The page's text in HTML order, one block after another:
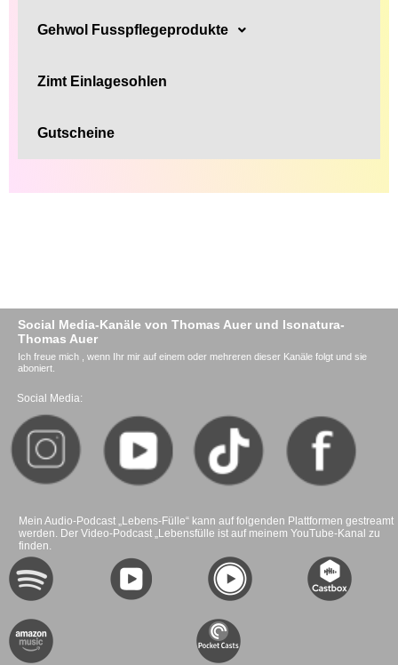
Gehwol Fusspflegeprodukte
Zimt Einlagesohlen
Gutscheine
Social Media-Kanäle von Thomas Auer und Isonatura-
Thomas Auer
Ich freue mich , wenn Ihr mir auf einem oder mehreren dieser Kanäle folgt und sie
aboniert.
Social Media:
Mein Audio-Podcast „Lebens-Fülle“ kann auf folgenden Plattformen gestreamt
werden. Der Video-Podcast „Lebensfülle ist auf meinem YouTube-Kanal zu
finden.